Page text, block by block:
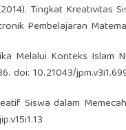
Tingkat Kreativitas
Pembelajaran
Melalui Konteks Islam
doi: 10.21043/
Siswa dalam